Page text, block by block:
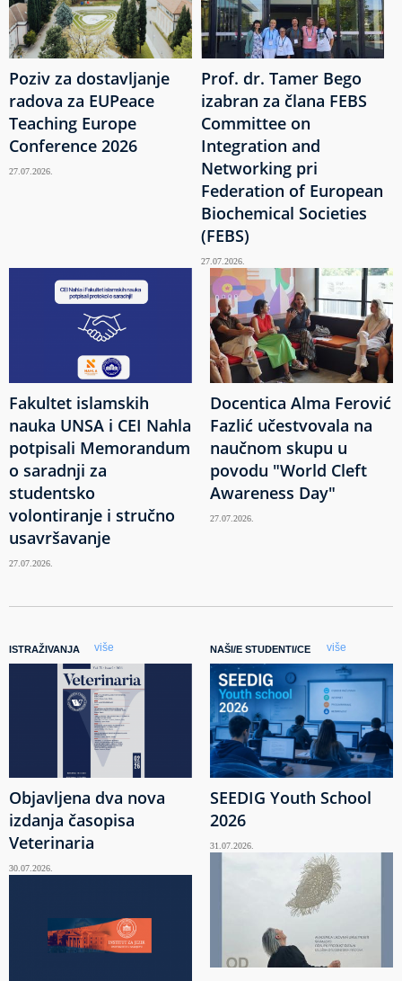
Poziv za dostavljanje
radova za EUPeace
Teaching Europe
Conference 2026
27.07.2026.
Prof. dr. Tamer Bego
izabran za člana FEBS
Committee on
Integration and
Networking pri
Federation of European
Biochemical Societies
(FEBS)
27.07.2026.
Fakultet islamskih
nauka UNSA i CEI Nahla
potpisali Memorandum
o saradnji za
studentsko
volontiranje i stručno
usavršavanje
27.07.2026.
Docentica Alma Ferović
Fazlić učestvovala na
naučnom skupu u
povodu "World Cleft
Awareness Day"
27.07.2026.
ISTRAŽIVANJA više
Objavljena dva nova
izdanja časopisa
Veterinaria
30.07.2026.
NAŠI/E STUDENTI/CE više
SEEDIG Youth School
2026
31.07.2026.